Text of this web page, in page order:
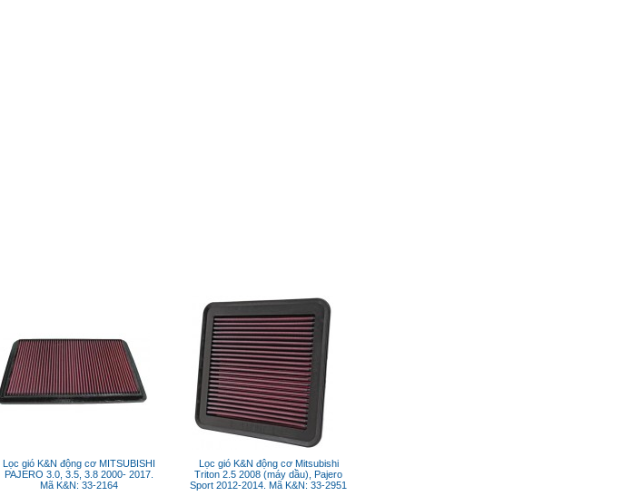
Lọc gió K&N động cơ MITSUBISHI
PAJERO 3.0, 3.5, 3.8 2000- 2017.
Mã K&N: 33-2164
Lọc gió K&N động cơ Mitsubishi
Triton 2.5 2008 (máy dầu), Pajero
Sport 2012-2014. Mã K&N: 33-2951